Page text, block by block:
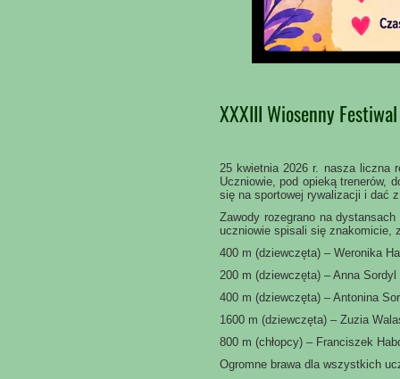
XXXIII Wiosenny
25 kwietnia 2026 r. nasza liczna
Uczniowie, pod opieką trenerów,
się na sportowej rywalizacji i dać
Zawody rozegrano na
uczniowie spisali się znakomicie,
400 m (dziewczęta) – Weronika
200 m (dziewczęta) – Anna
400 m (dziewczęta) – Antonina
1600 m (dziewczęta) – Zuzia
800 m (chłopcy) – Franciszek
Ogromne brawa dla wszystkich